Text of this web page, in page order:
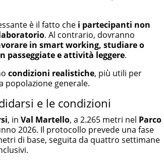
è il fatto che i partecipanti non
. Al contrario, dovranno
in smart working, studiare o
passeggiate e attività leggere.
condizioni realistiche, più utili per
popolazione generale.
e le condizioni
, in Val Martello, a 2.265 metri nel Parco
2026. Il protocollo prevede una fase
di base, seguita da quattro settimane